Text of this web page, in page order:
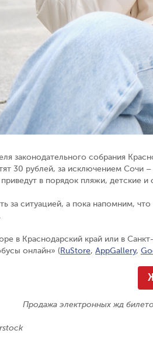
законодательного собрания
30 рублей, за исключением Сочи
в порядок пляжи, детские
за ситуацией, а пока напомним,
в Краснодарский край или в
онлайн» (RuStore, AppGallery,
Продажа электронных жд